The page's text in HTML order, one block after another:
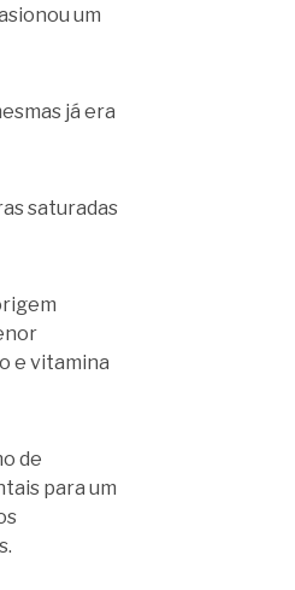
um
já era
saturadas
e vitamina
de
para um